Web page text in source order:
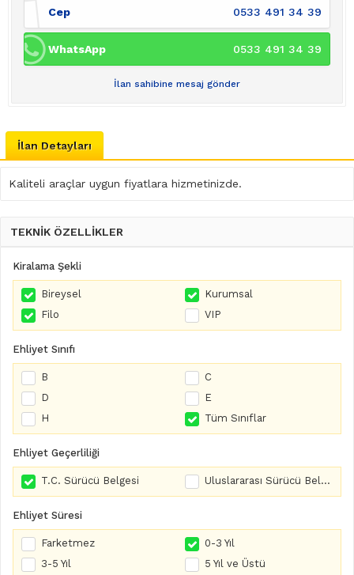
Cep 0533 491 34 39
WhatsApp 0533 491 34 39
İlan sahibine mesaj gönder
İlan Detayları
Kaliteli araçlar uygun fiyatlara hizmetinizde.
TEKNİK ÖZELLİKLER
Kiralama Şekli
Bireysel
Kurumsal
Filo
VIP
Ehliyet Sınıfı
B
C
D
E
H
Tüm Sınıflar
Ehliyet Geçerliliği
T.C. Sürücü Belgesi Uluslararası Sürücü Belgesi
Ehliyet Süresi
Farketmez
0-3 Yıl
3-5 Yıl
5 Yıl ve Üstü